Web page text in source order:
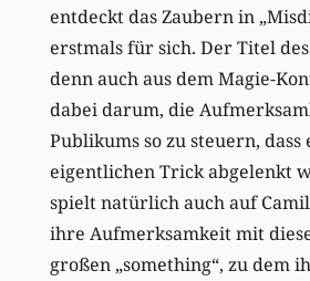
entdeckt das Zaubern in
erstmals für sich. Der Titel
denn auch aus dem Magie-
dabei darum, die
Publikums so zu steuern, dass
eigentlichen Trick abgelenkt
spielt natürlich auch auf
ihre Aufmerksamkeit mit
großen „something“, zu dem